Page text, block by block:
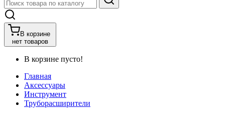
В корзине
нет товаров
В корзине пусто!
Главная
Аксессуары
Инструмент
Труборасширители